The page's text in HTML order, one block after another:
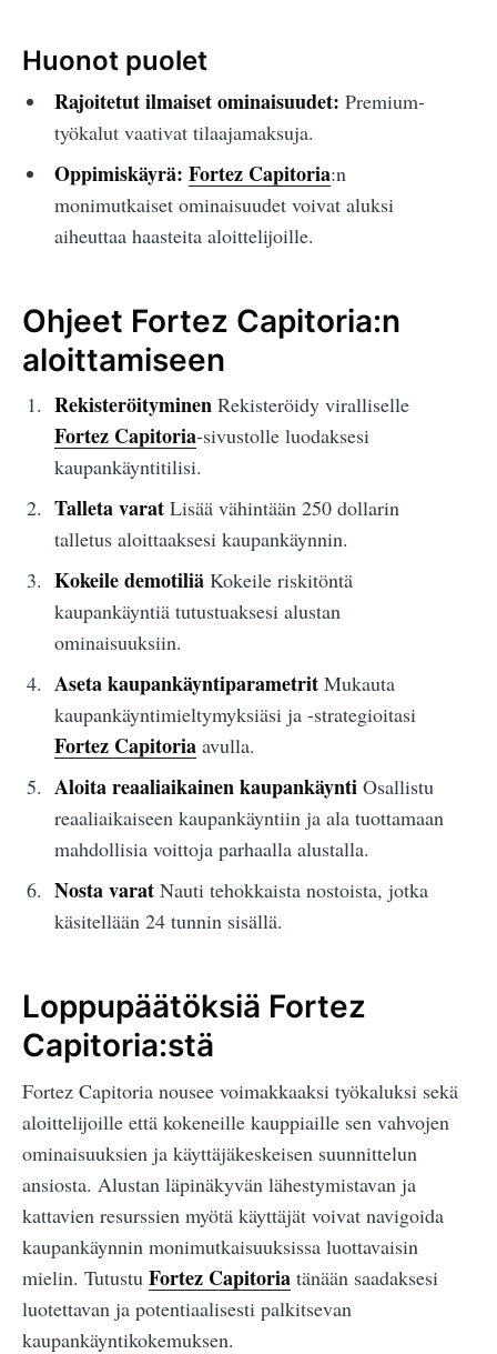
Huonot puolet
Rajoitetut ilmaiset ominaisuudet: Premium-
työkalut vaativat tilaajamaksuja.
Oppimiskäyrä: Fortez Capitoria:n
monimutkaiset ominaisuudet voivat aluksi
aiheuttaa haasteita aloittelijoille.
Ohjeet Fortez Capitoria:n
aloittamiseen
RekisteröityminenRekisteröidy viralliselle
Fortez Capitoria-sivustolle luodaksesi
kaupankäyntitilisi.
Talleta varatLisää vähintään 250 dollarin
talletus aloittaaksesi kaupankäynnin.
Kokeile demotiliäKokeile riskitöntä
kaupankäyntiä tutustuaksesi alustan
ominaisuuksiin.
Aseta kaupankäyntiparametritMukauta
kaupankäyntimieltymyksiäsi ja -strategioitasi
Fortez Capitoriaavulla.
Aloita reaaliaikainen kaupankäyntiOsallistu
reaaliaikaiseen kaupankäyntiin ja ala tuottamaan
mahdollisia voittoja parhaalla alustalla.
Nosta varatNauti tehokkaista nostoista, jotka
käsitellään 24 tunnin sisällä.
Loppupäätöksiä Fortez
Capitoria:stä
Fortez Capitoria nousee voimakkaaksi työkaluksi sekä
aloittelijoille että kokeneille kauppiaille sen vahvojen
ominaisuuksien ja käyttäjäkeskeisen suunnittelun
ansiosta. Alustan läpinäkyvän lähestymistavan ja
kattavien resurssien myötä käyttäjät voivat navigoida
kaupankäynnin monimutkaisuuksissa luottavaisin
mielin. Tutustu Fortez Capitoria tänään saadaksesi
luotettavan ja potentiaalisesti palkitsevan
kaupankäyntikokemuksen.